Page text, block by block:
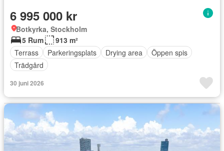
6 995 000 kr
Botkyrka, Stockholm
5 Rum
913 m²
Terrass
Parkeringsplats Drying area
Öppen spis
Trädgård
30 juni 2026